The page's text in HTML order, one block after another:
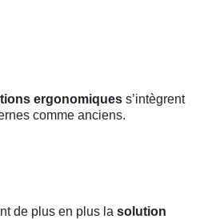
ergonomiques s’intègrent
comme anciens.
de plus en plus la solution